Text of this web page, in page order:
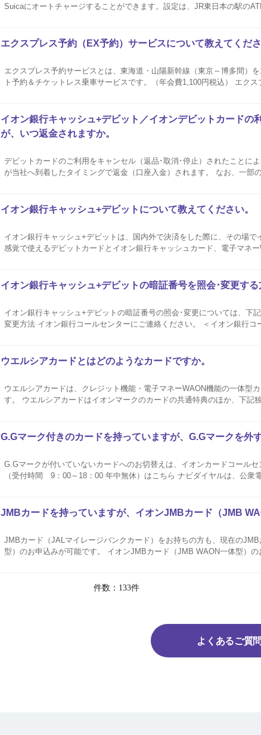
Suicaにオートチャージすることができます。設定は、JR東日本の駅の
エクスプレス予約（EX予約）サービスについて教えてくださ
エクスプレス予約サービスとは、東海道・山陽新幹線（東京～博多間）
ト予約＆チケットレス乗車サービスです。（年会費1,100円税込） エク
イオン銀行キャッシュ+デビット／イオンデビットカードの
が、いつ返金されますか。
デビットカードのご利用をキャンセル（返品･取消･停止）されたことに
が当社へ到着したタイミングで返金（口座入金）されます。 なお、一部
イオン銀行キャッシュ+デビットについて教えてください。
イオン銀行キャッシュ+デビットは、国内外で決済をした際に、その場
感覚で使えるデビットカードとイオン銀行キャッシュカード、電子マネーWAONが1
イオン銀行キャッシュ+デビットの暗証番号を照会･変更する
イオン銀行キャッシュ+デビットの暗証番号の照会･変更については、下
変更方法 イオン銀行コールセンターにご連絡ください。 ＜イオン銀行
ウエルシアカードとはどのようなカードですか。
ウエルシアカードは、クレジット機能・電子マネーWAON機能の一体型
す。 ウエルシアカードはイオンマークのカードの共通特典のほか、下記独自の特典がござい
G.Gマーク付きのカードを持っていますが、G.Gマークを外
G.Gマークが付いていないカードへのお切替えは、イオンカードコール
（受付時間 9：00～18：00 年中無休）はこちら ナビダイヤルは、公衆電話や非通知設定されている端末からはおかけいただ
JMBカードを持っていますが、イオンJMBカード（JMB
JMBカード（JALマイレージバンクカード）をお持ちの方も、現在の
型）のお申込みが可能です。 イオンJMBカード（JMB WAON一体型）
件数：133件
よくあるご質